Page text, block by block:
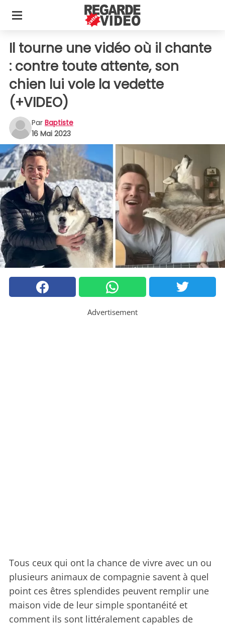
Il tourne une vidéo où il chante
: contre toute attente, son
chien lui vole la vedette
(+VIDEO)
Par Baptiste
16 Mai 2023
Advertisement
Tous ceux qui ont la chance de vivre avec un ou
plusieurs animaux de compagnie savent à quel
point ces êtres splendides peuvent remplir une
maison vide de leur simple spontanéité et
comment ils sont littéralement capables de